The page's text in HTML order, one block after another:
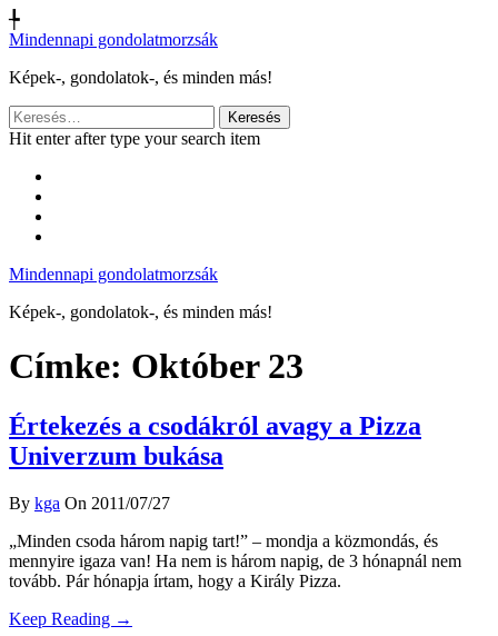
╄
Mindennapi gondolatmorzsák
Képek-, gondolatok-, és minden más!
Keresés:
Hit enter after type your search item
Mindennapi gondolatmorzsák
Képek-, gondolatok-, és minden más!
Címke: Október 23
Értekezés a csodákról avagy a Pizza
Univerzum bukása
By kga On 2011/07/27
„Minden csoda három napig tart!” – mondja a közmondás, és
mennyire igaza van! Ha nem is három napig, de 3 hónapnál nem
tovább. Pár hónapja írtam, hogy a Király Pizza.
Keep Reading →